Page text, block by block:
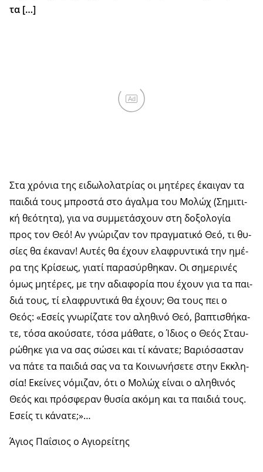
τα […]
Ad
Στα χρό­νια της ει­δω­λο­λα­τρί­ας οι μη­τέ­ρες έκαι­γαν τα
παι­διά τους μπρο­στά στο άγαλ­μα του Μο­λώχ (Ση­μι­τι­
κή θε­ό­τη­τα), για να συμ­με­τά­σχουν στη δο­ξο­λο­γία
προς τον Θεό! Αν γνώ­ρι­ζαν τον πραγ­μα­τι­κό Θεό, τι θυ­
σί­ες θα έκα­ναν! Αυ­τές θα έχουν ελα­φρυν­τι­κά την ημέ­
ρα της Κρί­σε­ως, για­τί πα­ρα­σύρ­θη­καν. Οι ση­με­ρι­νές
όμως μη­τέ­ρες, με την αδια­φο­ρία που έχουν για τα παι­
διά τους, τί ελα­φρυν­τι­κά θα έχουν; Θα τους πει ο
Θεός: «Εσείς γνω­ρί­ζα­τε τον αλη­θι­νό Θεό, βα­πτι­σθή­κα­
τε, τόσα ακού­σα­τε, τόσα μά­θα­τε, ο Ίδιος ο Θεός Σταυ­
ρώ­θη­κε για να σας σώ­σει και τί κά­να­τε; Βα­ριό­σα­σταν
να πάτε τα παι­διά σας να τα Κοι­νω­νή­σε­τε στην Εκ­κλη­
σία! Εκεί­νες νό­μι­ζαν, ότι ο Μο­λώχ εί­ναι ο αλη­θι­νός
Θεός και πρό­σφε­ραν θυ­σία ακό­μη και τα παι­διά τους.
Εσείς τι κά­να­τε;»…
Άγιος Παΐσιος ο Αγιορείτης